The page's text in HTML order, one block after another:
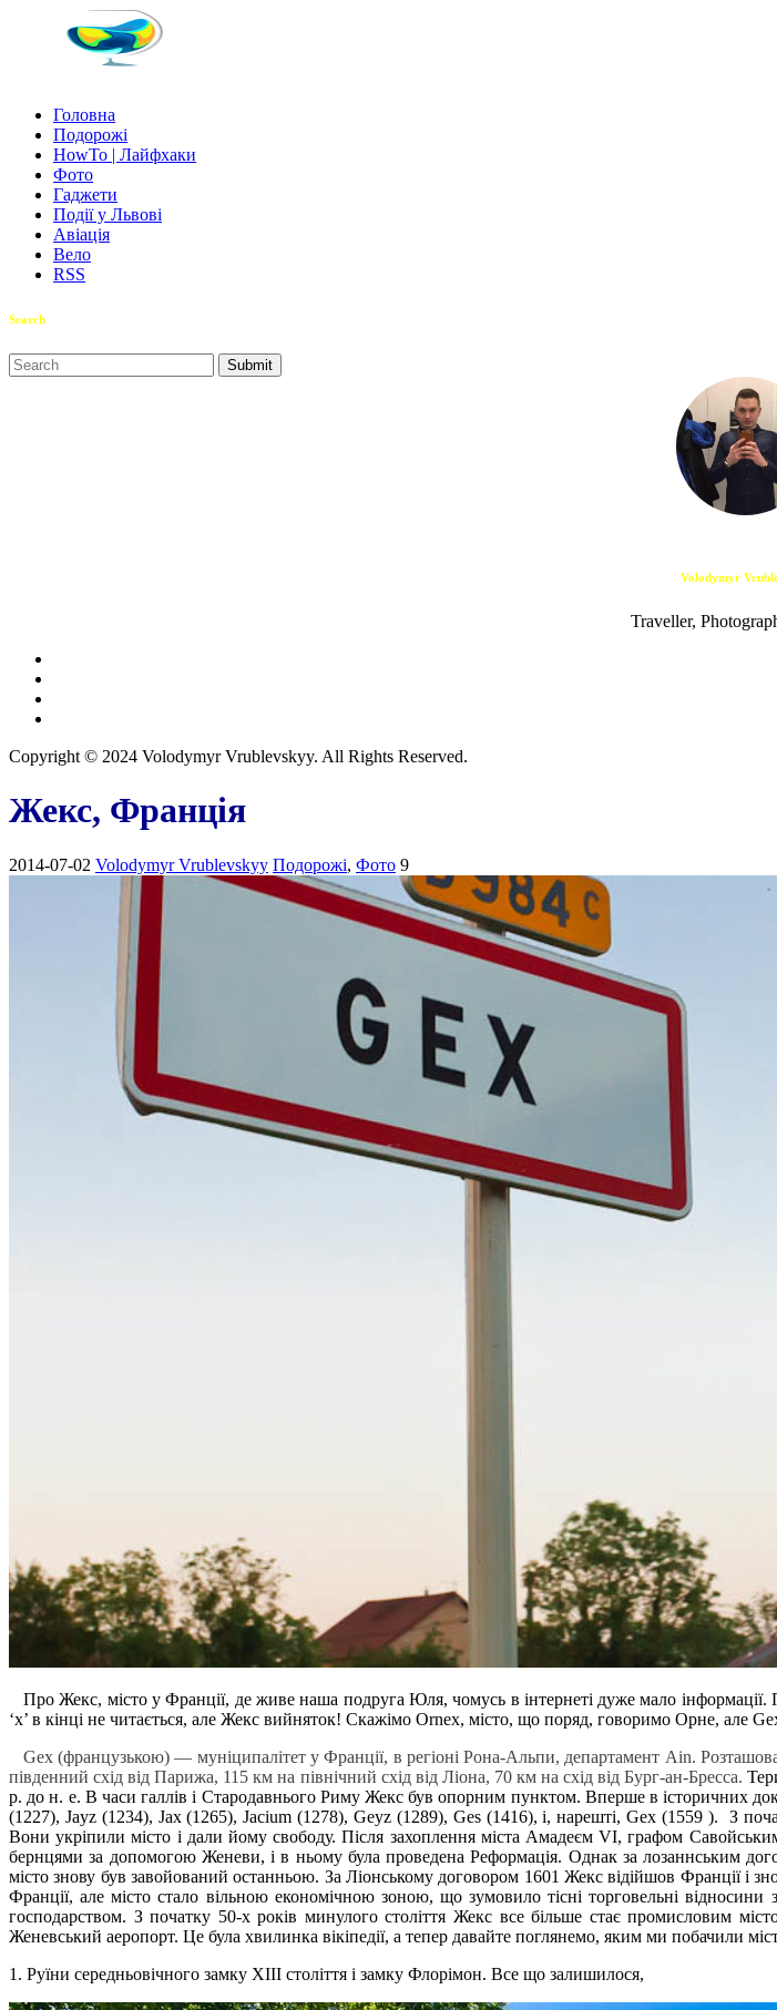
Головна
Подорожі
HowTo | Лайфхаки
Фото
Гаджети
Події у Львові
Авіація
Вело
RSS
Search
Volodymyr
Traveller,
Copyright © 2024 Volodymyr Vrublevskyy. All Rights Reserved.
Жекс, Франція
2014-07-02 Volodymyr Vrublevskyy Подорожі, Фото 9
Про Жекс, місто у Франції, де живе наша подруга Юля, чомусь в інтернеті дуже мало
‘x’ в кінці не читається, але Жекс вийняток! Скажімо Ornex, місто, що поряд, говоримо Орне, але
Gex (французькою) — муніципалітет у Франції, в регіоні Рона-Альпи, департамент Ain.
південний схід від Парижа, 115 км на північний схід від Ліона, 70 км на схід від Бург-ан-Бресса.
р. до н. е. В часи галлів і Стародавнього Риму Жекс був опорним пунктом. Вперше в історичних
(1227), Jayz (1234), Jax (1265), Jacium (1278), Geyz (1289), Ges (1416), і, нарешті, Gex (1559 ). З
Вони укріпили місто і дали йому свободу. Після захоплення міста Амадеєм VI, графом
бернцями за допомогою Женеви, і в ньому була проведена Реформація. Однак за лозаннським
місто знову був завойований останньою. За Ліонському договором 1601 Жекс відійшов Франції і
Франції, але місто стало вільною економічною зоною, що зумовило тісні торговельні
господарством. З початку 50-х років минулого століття Жекс все більше стає промисловим
Женевський аеропорт. Це була хвилинка вікіпедії, а тепер давайте поглянемо, яким ми побачили
1. Руїни середньовічного замку XIII століття і замку Флорімон. Все що залишилося,